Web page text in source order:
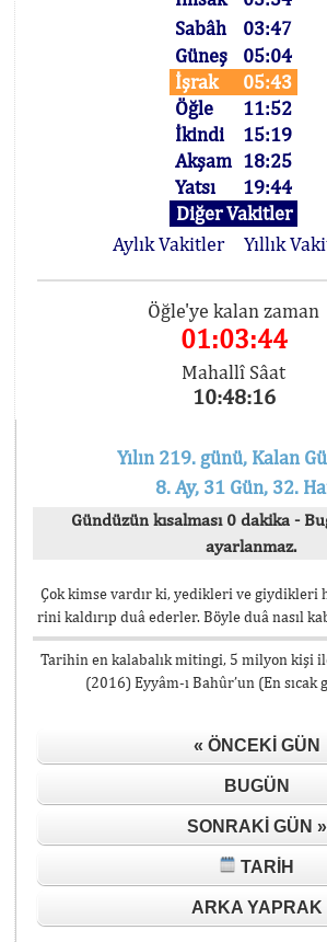
Sabâh
03:47
Güneş
05:04
İşrak
05:43
Öğle
11:52
İkindi
15:19
Akşam 18:25
Yatsı
19:44
Diğer Vakitler
Aylık Vakitler
Yıllık
Öğle'ye kalan zaman
01:03:44
Mahallî Sâat
10:48:16
Yılın 219. günü, Kalan
8. Ay, 31 Gün, 32.
Gündüzün kısalması 0 dakika -
ayarlanmaz.
Çok kimse vardır ki, yedikleri ve giydikleri
rini kaldırıp duâ ederler. Böyle duâ nasıl
Tarihin en kalabalık mitingi, 5 milyon kişi ile
(2016) Eyyâm-ı Bahûr’un (En sıcak
« ÖNCEKI GÜN
BUGÜN
SONRAKI GÜN »
TARIH
ARKA YAPRAK